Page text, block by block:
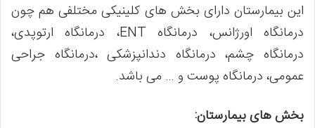
این بیمارستان دارای بخش های کلینیکی مختلفی هم چون
درمانگاه اورژانس، درمانگاه ENT، درمانگاه ارتوپدی،
درمانگاه چشم، درمانگاه دندانپزشکی ،درمانگاه جراحی
عمومی، درمانگاه پوست و … می باشد.
بخش های بیمارستان: